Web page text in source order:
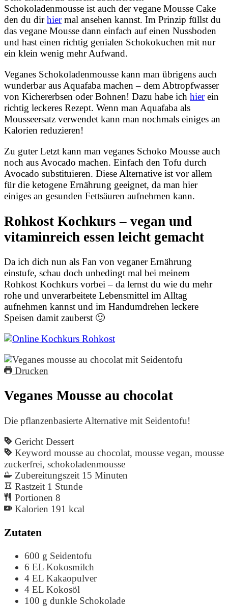
Schokoladenmousse ist auch der vegane Mousse Cake
den du dirhiermal ansehen kannst. Im Prinzip füllst du
das vegane Mousse dann einfach auf einen Nussboden
und hast einen richtig genialen Schokokuchen mit nur
ein klein wenig mehr Aufwand.
Veganes Schokoladenmousse kann man übrigens auch
wunderbar aus Aquafaba machen – dem Abtropfwasser
von Kichererbsen oder Bohnen! Dazu habe ich hierein
richtig leckeres Rezept. Wenn man Aquafaba als
Mousseersatz verwendet kann man nochmals einiges an
Kalorien reduzieren!
Zu guter Letzt kann man veganes Schoko Mousse auch
noch aus Avocado machen. Einfach den Tofu durch
Avocado substituieren. Diese Alternative ist vor allem
für die ketogene Ernährung geeignet, da man hier
einiges an gesunden Fettsäuren aufnehmen kann.
Rohkost Kochkurs – vegan und
vitaminreich essen leicht gemacht
Da ich dich nun als Fan von veganer Ernährung
einstufe, schau doch unbedingt mal bei meinem
Rohkost Kochkurs vorbei – da lernst du wie du mehr
rohe und unverarbeitete Lebensmittel im Alltag
aufnehmen kannst und im Handumdrehen leckere
Speisen damit zauberst 🙂
Drucken
Veganes Mousse au chocolat
Die pflanzenbasierte Alternative mit Seidentofu!
Gericht Dessert
Keyword mousse au chocolat, mousse vegan, mousse
zuckerfrei, schokoladenmousse
Zubereitungszeit 15 Minuten
Rastzeit 1 Stunde
Portionen 8
Kalorien 191 kcal
Zutaten
600 g Seidentofu
6 EL Kokosmilch
4 EL Kakaopulver
4 EL Kokosöl
100 g dunkle Schokolade